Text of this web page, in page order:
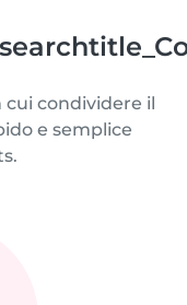
cui condividere il
e semplice